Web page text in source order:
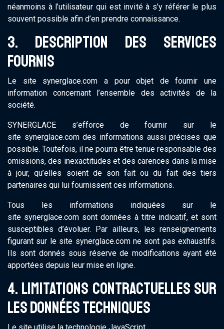
néanmoins à l’utilisateur qui est invité à s’y référer le plus
souvent possible afin d’en prendre connaissance.
3. DESCRIPTION DES SERVICES
FOURNIS
Le site synerglace.com a pour objet de fournir une
information concernant l’ensemble des activités de la
société.
SYNERGLACE s’efforce de fournir sur le
site synerglace.com des informations aussi précises que
possible. Toutefois, il ne pourra être tenue responsable des
omissions, des inexactitudes et des carences dans la mise
à jour, qu’elles soient de son fait ou du fait des tiers
partenaires qui lui fournissent ces informations.
Tous les informations indiquées sur le
site synerglace.com sont données à titre indicatif, et sont
susceptibles d’évoluer. Par ailleurs, les renseignements
figurant sur le site synerglace.com ne sont pas exhaustifs.
Ils sont donnés sous réserve de modifications ayant été
apportées depuis leur mise en ligne.
4. LIMITATIONS CONTRACTUELLES SUR
LES DONNÉES TECHNIQUES